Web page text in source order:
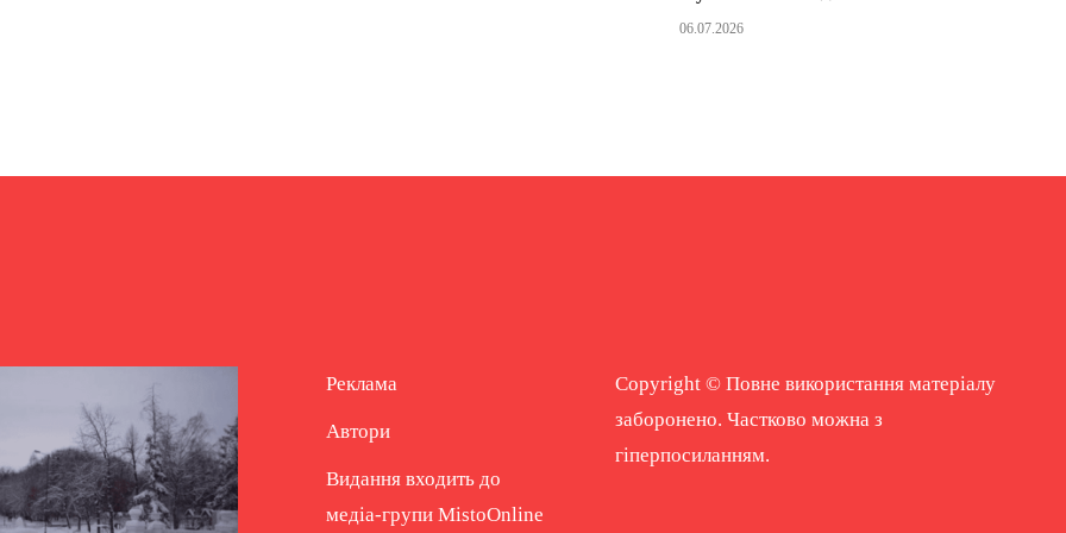
06.07.2026
Реклама
Автори
Видання входить до
медіа-групи MistoOnline
Copyright © Повне використання матеріалу
заборонено. Частково можна з
гіперпосиланням.